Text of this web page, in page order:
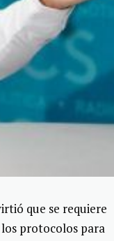
que se requiere
protocolos para